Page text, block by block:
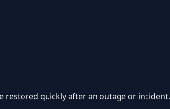
restored quickly after an outage or incident.